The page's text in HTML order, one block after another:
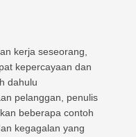
kerja seseorang,
kepercayaan dan
dahulu
pelanggan, penulis
beberapa contoh
kegagalan yang